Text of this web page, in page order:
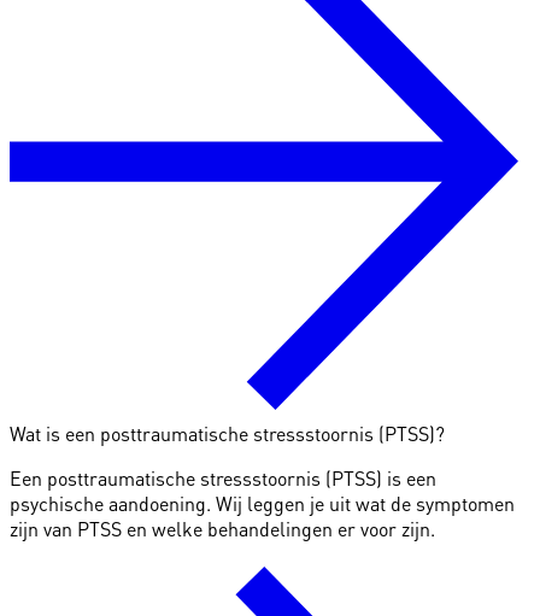
Wat is een posttraumatische stressstoornis (PTSS)?
Een posttraumatische stressstoornis (PTSS) is een
psychische aandoening. Wij leggen je uit wat de symptomen
zijn van PTSS en welke behandelingen er voor zijn.